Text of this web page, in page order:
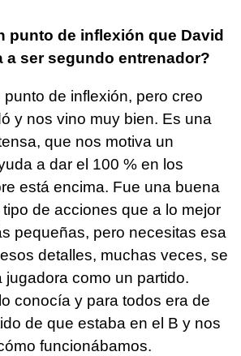
de inflexión que David
a ser segundo entrenador?
de inflexión, pero creo
y nos vino muy bien. Es una
que nos motiva un
a dar el 100 % en los
está encima. Fue una buena
de acciones que a lo mejor
pequeñas, pero necesitas esa
detalles, muchas veces, se
jugadora como un partido.
conocía y para todos era de
de que estaba en el B y nos
funcionábamos.